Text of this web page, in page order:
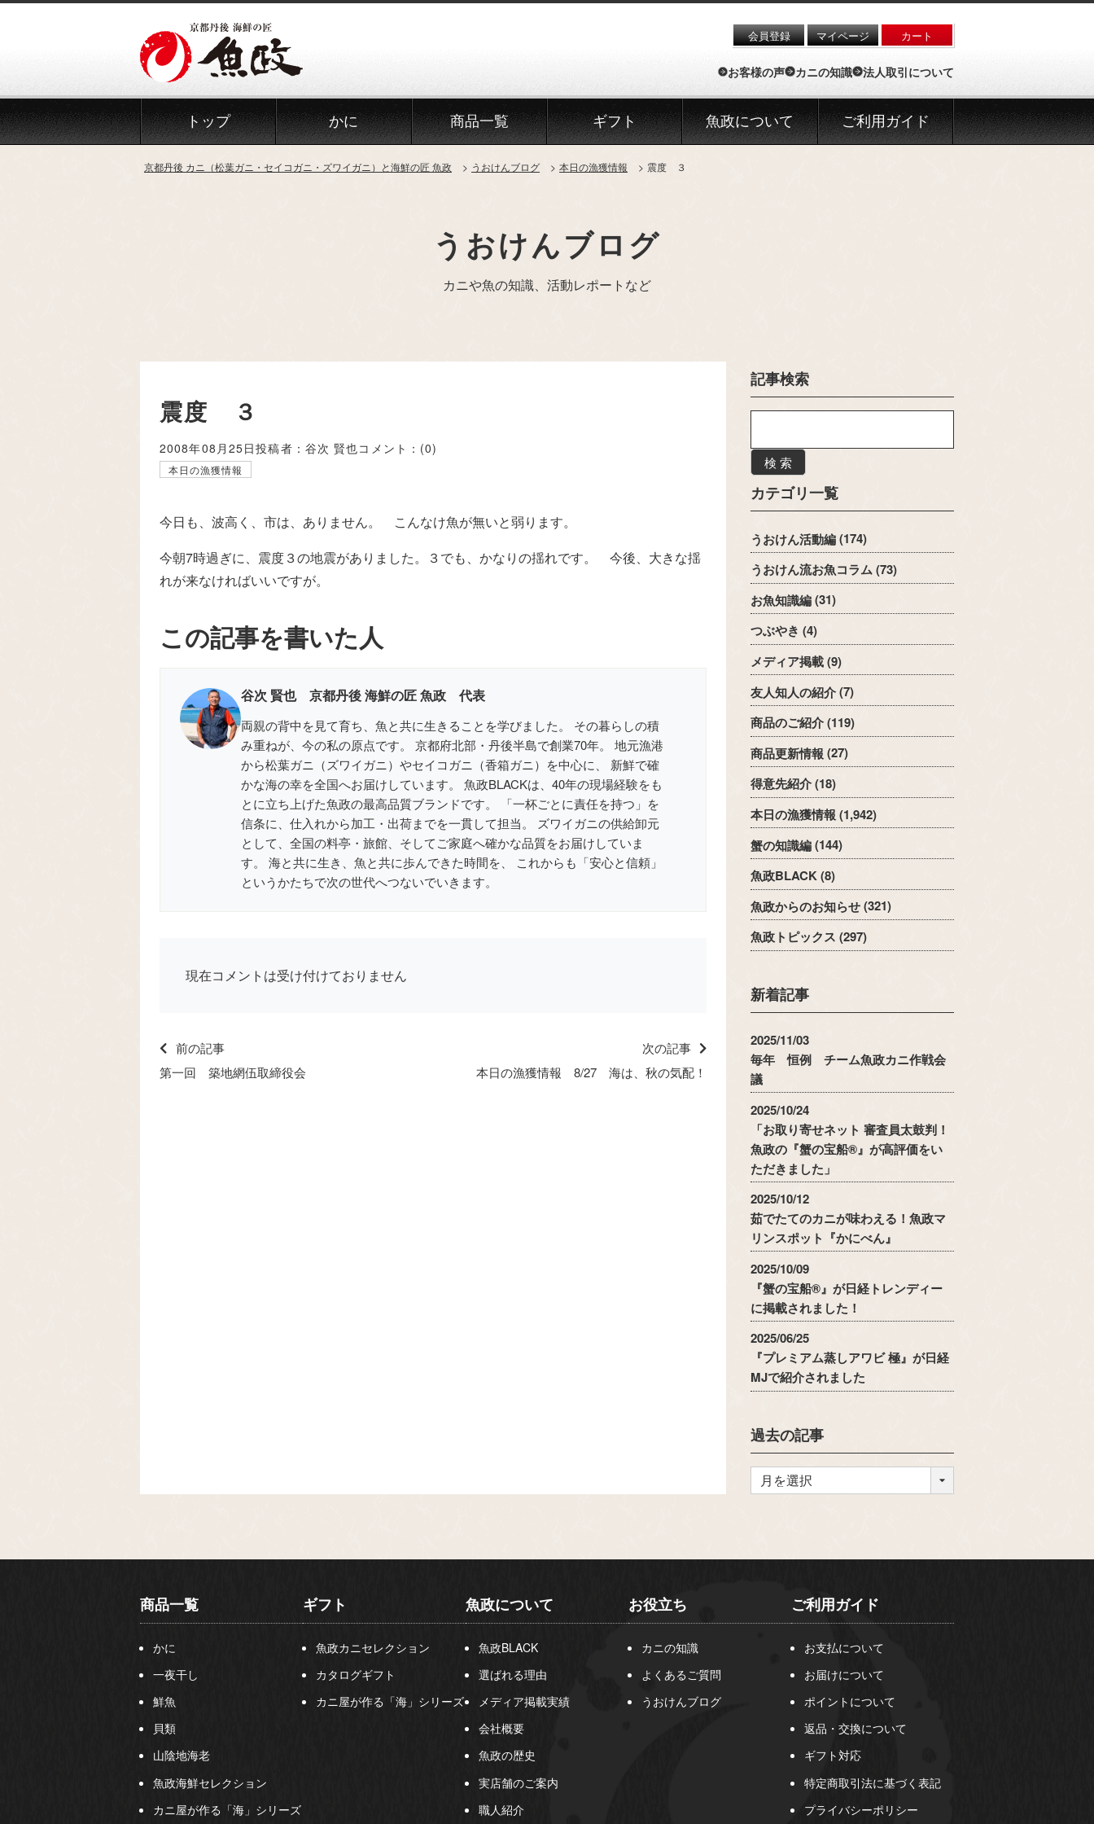
Skip
会員登録 マイページ カート
お客様の声 カニの知識 法人取引について
トップ かに 商品一覧 ギフト 魚政について ご利用ガイド
京都丹後 カニ（松葉ガニ・セイコガニ・ズワイガニ）と海鮮の匠 魚政 うおけんブログ 本日の漁獲情報 震度 ３
うおけんブログ
カニや魚の知識、活動レポートなど
震度 ３
2008年08月25日投稿者：谷次 賢也コメント： (0)
本日の漁獲情報
今日も、波高く、市は、ありません。 こんなけ魚が無いと弱ります。
今朝7時過ぎに、震度３の地震がありました。３でも、かなりの揺れです。 今後、大きな揺
れが来なければいいですが。
この記事を書いた人
谷次 賢也 京都丹後 海鮮の匠 魚政 代表
両親の背中を見て育ち、魚と共に生きることを学びました。 その暮らしの積
み重ねが、今の私の原点です。 京都府北部・丹後半島で創業70年。 地元漁港
から松葉ガニ（ズワイガニ）やセイコガニ（香箱ガニ）を中心に、 新鮮で確
かな海の幸を全国へお届けしています。 魚政BLACKは、40年の現場経験をも
とに立ち上げた魚政の最高品質ブランドです。 「一杯ごとに責任を持つ」を
信条に、仕入れから加工・出荷までを一貫して担当。 ズワイガニの供給卸元
として、全国の料亭・旅館、そしてご家庭へ確かな品質をお届けしていま
す。 海と共に生き、魚と共に歩んできた時間を、 これからも「安心と信頼」
というかたちで次の世代へつないでいきます。
現在コメントは受け付けておりません
前の記事
第一回 築地網伍取締役会
次の記事
本日の漁獲情報 8/27 海は、秋の気配！
記事検索
検 索
カテゴリ一覧
うおけん活動編(174)
うおけん流お魚コラム(73)
お魚知識編(31)
つぶやき (4)
メディア掲載(9)
友人知人の紹介(7)
商品のご紹介(119)
商品更新情報 (27)
得意先紹介(18)
本日の漁獲情報 (1,942)
蟹の知識編(144)
魚政BLACK(8)
魚政からのお知らせ(321)
魚政トピックス (297)
新着記事
2025/11/03
毎年 恒例 チーム魚政カニ作戦会
議
2025/10/24
「お取り寄せネット 審査員太鼓判！
魚政の『蟹の宝船®』が高評価をい
ただきました」
2025/10/12
茹でたてのカニが味わえる！魚政マ
リンスポット『かにべん』
2025/10/09
『蟹の宝船®』が日経トレンディー
に掲載されました！
2025/06/25
『プレミアム蒸しアワビ 極』が日経
MJで紹介されました
過去の記事
商品一覧
かに
一夜干し
鮮魚
貝類
山陰地海老
魚政海鮮セレクション
カニ屋が作る「海」シリーズ
ギフト
魚政カニセレクション
カタログギフト
カニ屋が作る「海」シリーズ
魚政について
魚政BLACK
選ばれる理由
メディア掲載実績
会社概要
魚政の歴史
実店舗のご案内
職人紹介
お役立ち
カニの知識
よくあるご質問
うおけんブログ
ご利用ガイド
お支払について
お届けについて
ポイントについて
返品・交換について
ギフト対応
特定商取引法に基づく表記
プライバシーポリシー